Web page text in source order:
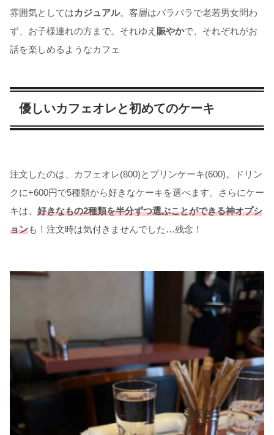
雰囲気としてはカジュアル。客層はバラバラで老若男女問わ
ず、お子様連れの方まで。それゆえ 賑やかで、それぞれがお
話を楽しめるようなカフェ
優しいカフェオレと初めてのケーキ
注文したのは、カフェオレ(800)とプリンケーキ(600)。ドリン
クに+600円で5種類から好きなケーキを選べます。さらにケー
キは、 好きなもの2種類を半分ずつ選ぶことができる神オプシ
ョンも！注文時は気付きませんでした…残念！